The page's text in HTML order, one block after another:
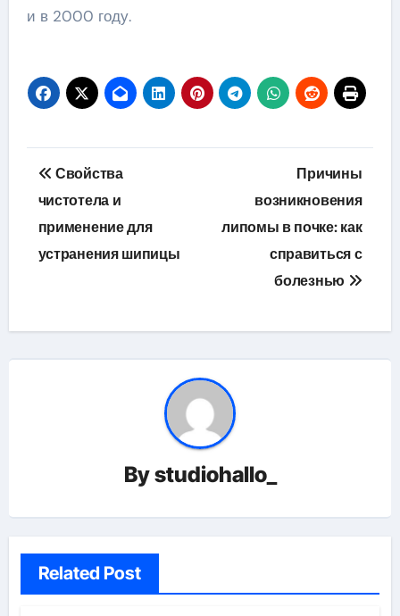
и в 2000 году.
Навигация
по
записям
Свойства
чистотела и
применение для
устранения шипицы
Причины
возникновения
липомы в почке: как
справиться с
болезнью
Bystudiohallo_
Related Post